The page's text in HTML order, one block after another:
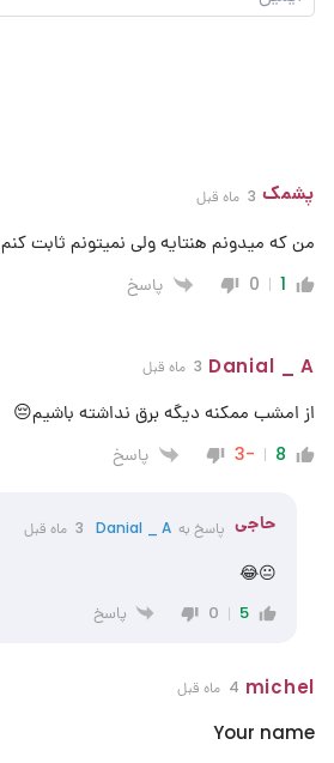
پشمک 3 ماه قبل
من که میدونم هنتایه ولی نمیتونم ثابت کنم
1
0 پاسخ
Danial _ A 3 ماه قبل
از امشب ممکنه دیگه برق نداشته باشیم😔
8
-3 پاسخ
حاجی پاسخ به Danial _ A 3 ماه قبل
😐😂
5
0 پاسخ
michel 4 ماه قبل
Your name